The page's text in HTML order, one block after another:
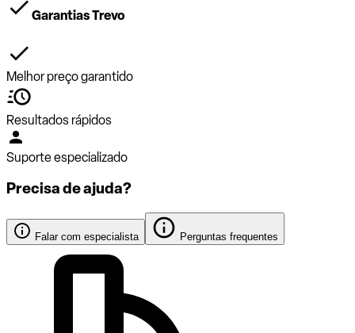
Garantias Trevo
Melhor preço garantido
Resultados rápidos
Suporte especializado
Precisa de ajuda?
Falar com especialista Perguntas frequentes